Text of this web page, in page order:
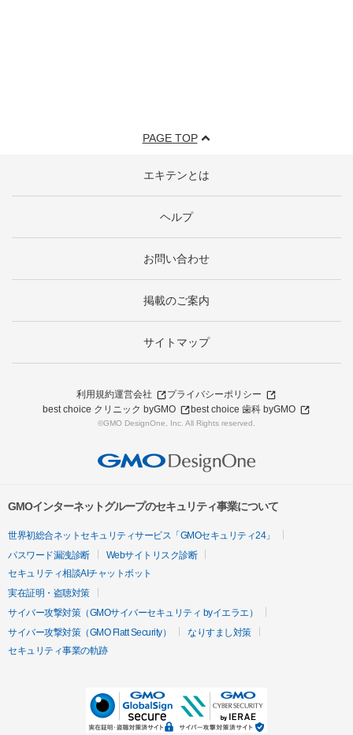
PAGE TOP
エキテンとは
ヘルプ
お問い合わせ
掲載のご案内
サイトマップ
利用規約運営会社
プライバシーポリシー
best choice クリニック byGMO
best choice 歯科 byGMO
©GMO DesignOne, Inc. All Rights reserved.
GMOインターネットグループのセキュリティ事業について
世界初総合ネットセキュリティサービス「GMOセキュリティ24」
パスワード漏洩診断
Webサイトリスク診断
セキュリティ相談AIチャットボット
実在証明・盗聴対策
サイバー攻撃対策（GMOサイバーセキュリティ byイエラエ）
サイバー攻撃対策（GMO Flatt Security）
なりすまし対策
セキュリティ事業の軌跡